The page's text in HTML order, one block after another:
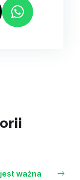
ważna